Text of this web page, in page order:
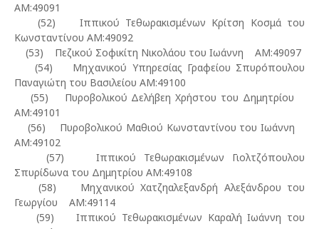
ΑΜ:49091
(52) Ιππικού Τεθωρακισμένων Κρίτση Κοσμά του
Κωνσταντίνου ΑΜ:49092
(53) Πεζικού Σοφικίτη Νικολάου του Ιωάννη ΑΜ:49097
(54) Μηχανικού Υπηρεσίας Γραφείου Σπυρόπουλου
Παναγιώτη του Βασιλείου ΑΜ:49100
(55) Πυροβολικού Δελήβεη Χρήστου του Δημητρίου
ΑΜ:49101
(56) Πυροβολικού Μαθιού Κωνσταντίνου του Ιωάννη
ΑΜ:49102
(57) Ιππικού Τεθωρακισμένων Γιολτζόπουλου
Σπυρίδωνα του Δημητρίου ΑΜ:49108
(58) Μηχανικού Χατζηαλεξανδρή Αλεξάνδρου του
Γεωργίου ΑΜ:49114
(59) Ιππικού Τεθωρακισμένων Καραλή Ιωάννη του